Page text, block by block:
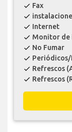
check Fax
check
check Internet
check Monitor de
check No Fumar
check Periódicos/
check Refrescos
check Refrescos